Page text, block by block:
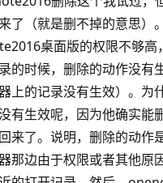
了（就是删不掉的意思）
桌面版的权限不够高
的时候，删除的动作没有
上的记录没有生效）。为
有生效呢，因为他确实能
来了。说明，删除的动作
那边由于权限或者其他原